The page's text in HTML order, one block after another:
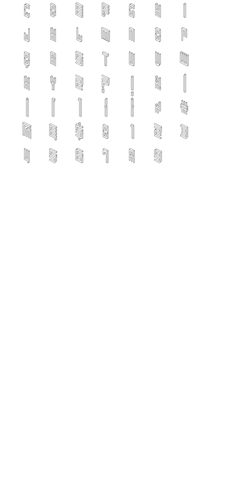
c d e f g h i
j k l m n o p
q r s t u v w
x y z ? ! % (
) [ ] { } / #
@ & $ 0 1 2 3
4 5 6 7 8 9